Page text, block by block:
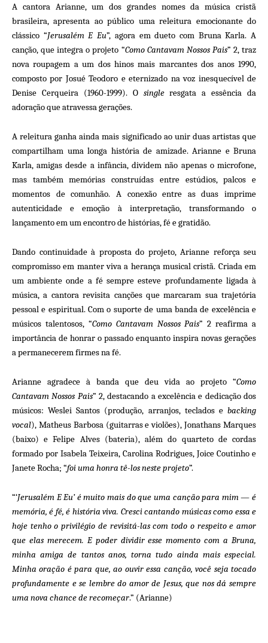
A cantora Arianne, um dos grandes nomes da música cristã
brasileira, apresenta ao público uma releitura emocionante do
clássico “Jerusalém E Eu”, agora em dueto com Bruna Karla. A
canção, que integra o projeto “Como Cantavam Nossos Pais” 2, traz
nova roupagem a um dos hinos mais marcantes dos anos 1990,
composto por Josué Teodoro e eternizado na voz inesquecível de
Denise Cerqueira (1960-1999). O singleresgata a essência da
adoração que atravessa gerações.
A releitura ganha ainda mais significado ao unir duas artistas que
compartilham uma longa história de amizade. Arianne e Bruna
Karla, amigas desde a infância, dividem não apenas o microfone,
mas também memórias construídas entre estúdios, palcos e
momentos de comunhão. A conexão entre as duas imprime
autenticidade e emoção à interpretação, transformando o
lançamento em um encontro de histórias, fé e gratidão.
Dando continuidade à proposta do projeto, Arianne reforça seu
compromisso em manter viva a herança musical cristã. Criada em
um ambiente onde a fé sempre esteve profundamente ligada à
música, a cantora revisita canções que marcaram sua trajetória
pessoal e espiritual. Com o suporte de uma banda de excelência e
músicos talentosos, “Como Cantavam Nossos Pais” 2 reafirma a
importância de honrar o passado enquanto inspira novas gerações
a permanecerem firmes na fé.
Arianne agradece à banda que deu vida ao projeto “Como
Cantavam Nossos Pais” 2, destacando a excelência e dedicação dos
músicos: Weslei Santos (produção, arranjos, teclados e backing
vocal), Matheus Barbosa (guitarras e violões), Jonathans Marques
(baixo) e Felipe Alves (bateria), além do quarteto de cordas
formado por Isabela Teixeira, Carolina Rodrigues, Joice Coutinho e
Janete Rocha; “foi uma honra tê-los neste projeto”.
“‘Jerusalém E Eu’ é muito mais do que uma canção para mim — é
memória, é fé, é história viva. Cresci cantando músicas como essa e
hoje tenho o privilégio de revisitá-las com todo o respeito e amor
que elas merecem. E poder dividir esse momento com a Bruna,
minha amiga de tantos anos, torna tudo ainda mais especial.
Minha oração é para que, ao ouvir essa canção, você seja tocado
profundamente e se lembre do amor de Jesus, que nos dá sempre
uma nova chance de recomeçar.” (Arianne)